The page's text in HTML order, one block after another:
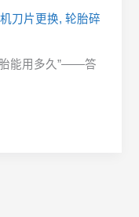
刀片更换,轮胎碎
胎能用多久”——答